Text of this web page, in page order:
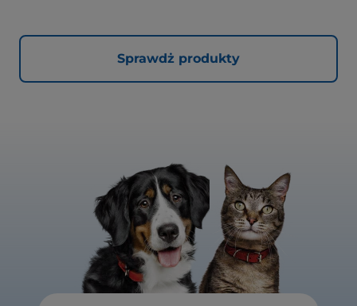
Sprawdż produkty